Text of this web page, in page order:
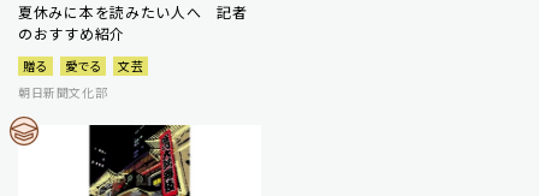
夏休みに本を読みたい人へ 記者
のおすすめ紹介
贈る 愛でる
文芸
朝日新聞文化部